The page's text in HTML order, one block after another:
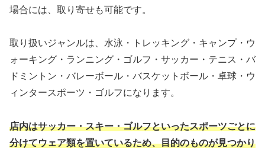
場合には、取り寄せも可能です。
取り扱いジャンルは、水泳・トレッキング・キャンプ・ウ
ォーキング・ランニング・ゴルフ・サッカー・テニス・バ
ドミントン・バレーボール・バスケットボール・卓球・ウ
ィンタースポーツ・ゴルフになります。
店内はサッカー・スキー・ゴルフといったスポーツごとに
分けてウェア類を置いているため、目的のものが見つかり